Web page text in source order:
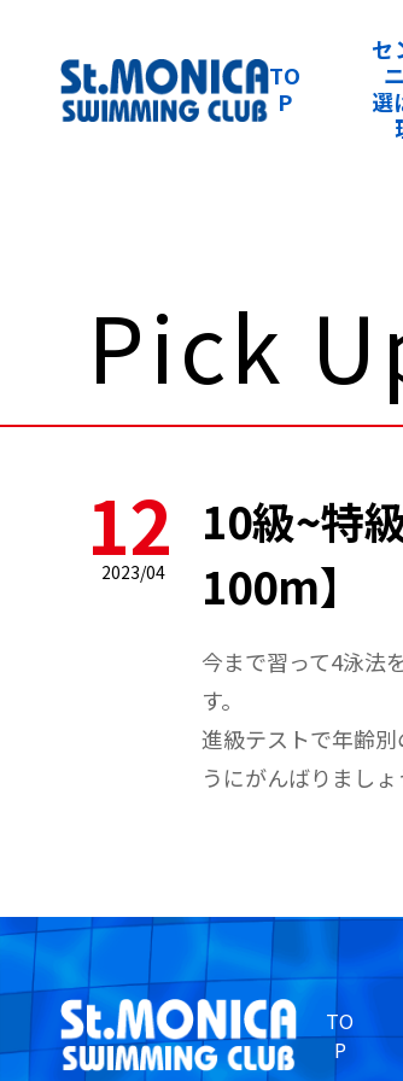
TO
P
セ
選
Pick
12
2023/04
10級~特
100m】
今まで習って4泳法
す。
進級テストで年齢
うにがんばりましょ
TO
P